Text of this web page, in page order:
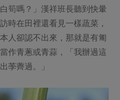
筍嗎？」漢祥班長聽到快暈
時在田裡還看見一樣蔬菜，
人卻認不出來，那就是有匍
作青蔥或青蒜，「我辦過這
荸薺過。」